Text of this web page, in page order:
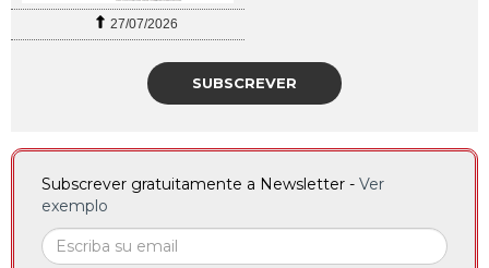
27/07/2026
SUBSCREVER
Subscrever gratuitamente a Newsletter - Ver
exemplo